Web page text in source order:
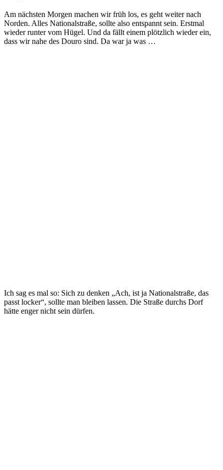
Am nächsten Morgen machen wir früh los, es geht weiter nach
Norden. Alles Nationalstraße, sollte also entspannt sein. Erstmal
wieder runter vom Hügel. Und da fällt einem plötzlich wieder ein,
dass wir nahe des Douro sind. Da war ja was …
Ich sag es mal so: Sich zu denken „Ach, ist ja Nationalstraße, das
passt locker“, sollte man bleiben lassen. Die Straße durchs Dorf
hätte enger nicht sein dürfen.